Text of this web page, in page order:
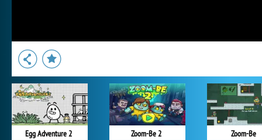
Egg Adventure 2 Zoom-Be 2 Zoom-Be